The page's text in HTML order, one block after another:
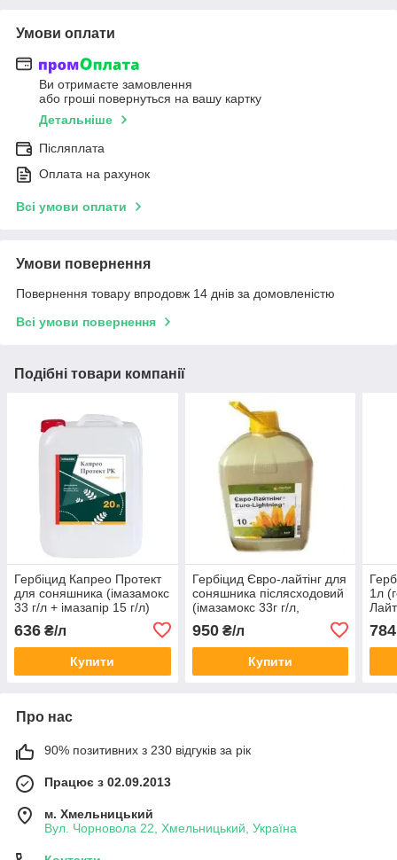
Умови оплати
Ви отримаєте замовлення
або гроші повернуться на вашу картку
Детальніше
Післяплата
Оплата на рахунок
Всі умови оплати
Умови повернення
Повернення товару впродовж 14 днів за домовленістю
Всі умови повернення
Подібні товари компанії
Гербіцид Капрео Протект
для соняшника (імазамокс
33 г/л + імазапір 15 г/л)
636 ₴/л
Купити
Гербіцид Євро-лайтінг для
соняшника післясходовий
(імазамокс 33г г/л,
950₴/л
Купити
1л
л) +
784
Про нас
90% позитивних з 230 відгуків за рік
Працює з 02.09.2013
м. Хмельницький
Вул. Чорновола 22, Хмельницький, Україна